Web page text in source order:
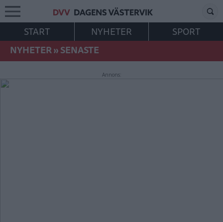
START NYHETER
SPORT
NYHETER»SENASTE
Annons: